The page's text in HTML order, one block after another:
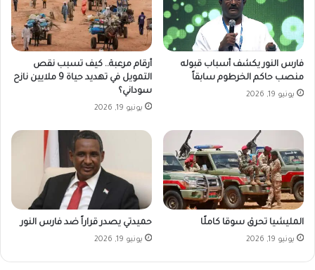
فارس النور يكشف أسباب قبوله
منصب حاكم الخرطوم سابقاً
يونيو 19, 2026
أرقام مرعبة.. كيف تسبب نقص
التمويل في تهديد حياة 9 ملايين نازح
سوداني؟
يونيو 19, 2026
المليشيا تحرق سوقا كاملًا
يونيو 19, 2026
حميدتي يصدر قراراً ضد فارس النور
يونيو 19, 2026